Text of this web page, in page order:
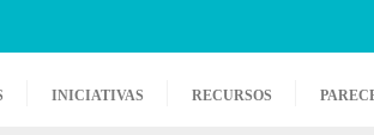
INICIATIVAS RECURSOS